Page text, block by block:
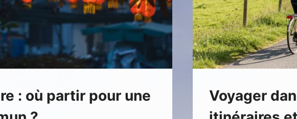
: où partir pour une
Voyager